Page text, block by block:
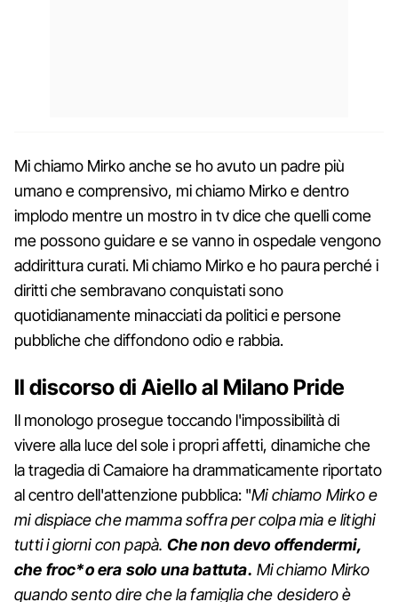
Mi chiamo Mirko anche se ho avuto un padre più
umano e comprensivo, mi chiamo Mirko e dentro
implodo mentre un mostro in tv dice che quelli come
me possono guidare e se vanno in ospedale vengono
addirittura curati. Mi chiamo Mirko e ho paura perché i
diritti che sembravano conquistati sono
quotidianamente minacciati da politici e persone
pubbliche che diffondono odio e rabbia.
Il discorso di Aiello al Milano Pride
Il monologo prosegue toccando l'impossibilità di
vivere alla luce del sole i propri affetti, dinamiche che
la tragedia di Camaiore ha drammaticamente riportato
al centro dell'attenzione pubblica: "Mi chiamo Mirko e
mi dispiace che mamma soffra per colpa mia e litighi
tutti i giorni con papà. Che non devo offendermi,
che froc*o era solo una battuta. Mi chiamo Mirko
quando sento dire che la famiglia che desidero è